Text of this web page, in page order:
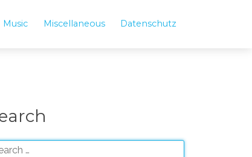
Music Miscellaneous Datenschutz